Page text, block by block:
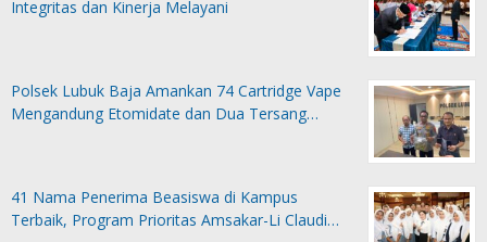
Integritas dan Kinerja Melayani
Polsek Lubuk Baja Amankan 74 Cartridge Vape
Mengandung Etomidate dan Dua Tersang…
41 Nama Penerima Beasiswa di Kampus
Terbaik, Program Prioritas Amsakar-Li Claudi…